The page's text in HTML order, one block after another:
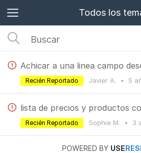
Todos los
Javier A. • 5
Recién Reportado
Sophie M. • 3
Recién Reportado
POWERED BY USE